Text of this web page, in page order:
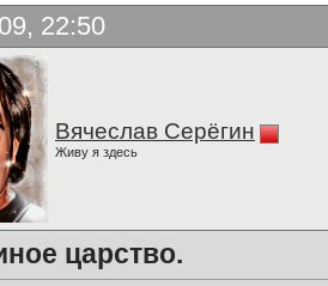
22:50
Вячеслав Серёгин
Живу я здесь
царство.